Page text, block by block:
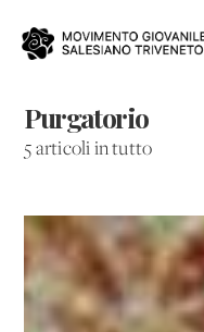
Purgatorio
5 articoli in tutto